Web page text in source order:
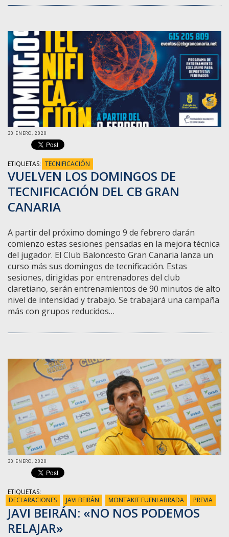
30 ENERO, 2020
ETIQUETAS: TECNIFICACIÓN
VUELVEN LOS DOMINGOS DE
TECNIFICACIÓN DEL CB GRAN
CANARIA
A partir del próximo domingo 9 de febrero darán
comienzo estas sesiones pensadas en la mejora técnica
del jugador. El Club Baloncesto Gran Canaria lanza un
curso más sus domingos de tecnificación. Estas
sesiones, dirigidas por entrenadores del club
claretiano, serán entrenamientos de 90 minutos de alto
nivel de intensidad y trabajo. Se trabajará una campaña
más con grupos reducidos…
30 ENERO, 2020
ETIQUETAS:
DECLARACIONES
JAVI BEIRÁN MONTAKIT FUENLABRADA PREVIA
JAVI BEIRÁN: «NO NOS PODEMOS
RELAJAR»